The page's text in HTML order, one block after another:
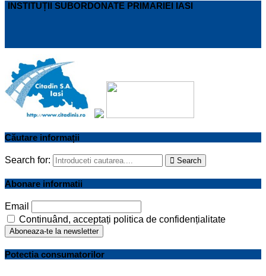
INSTITUȚII SUBORDONATE PRIMARIEI IASI
Căutare informații
Search for: Search
Abonare informatii
Email
Continuând, acceptați politica de confidențialitate
Potectia consumatorilor